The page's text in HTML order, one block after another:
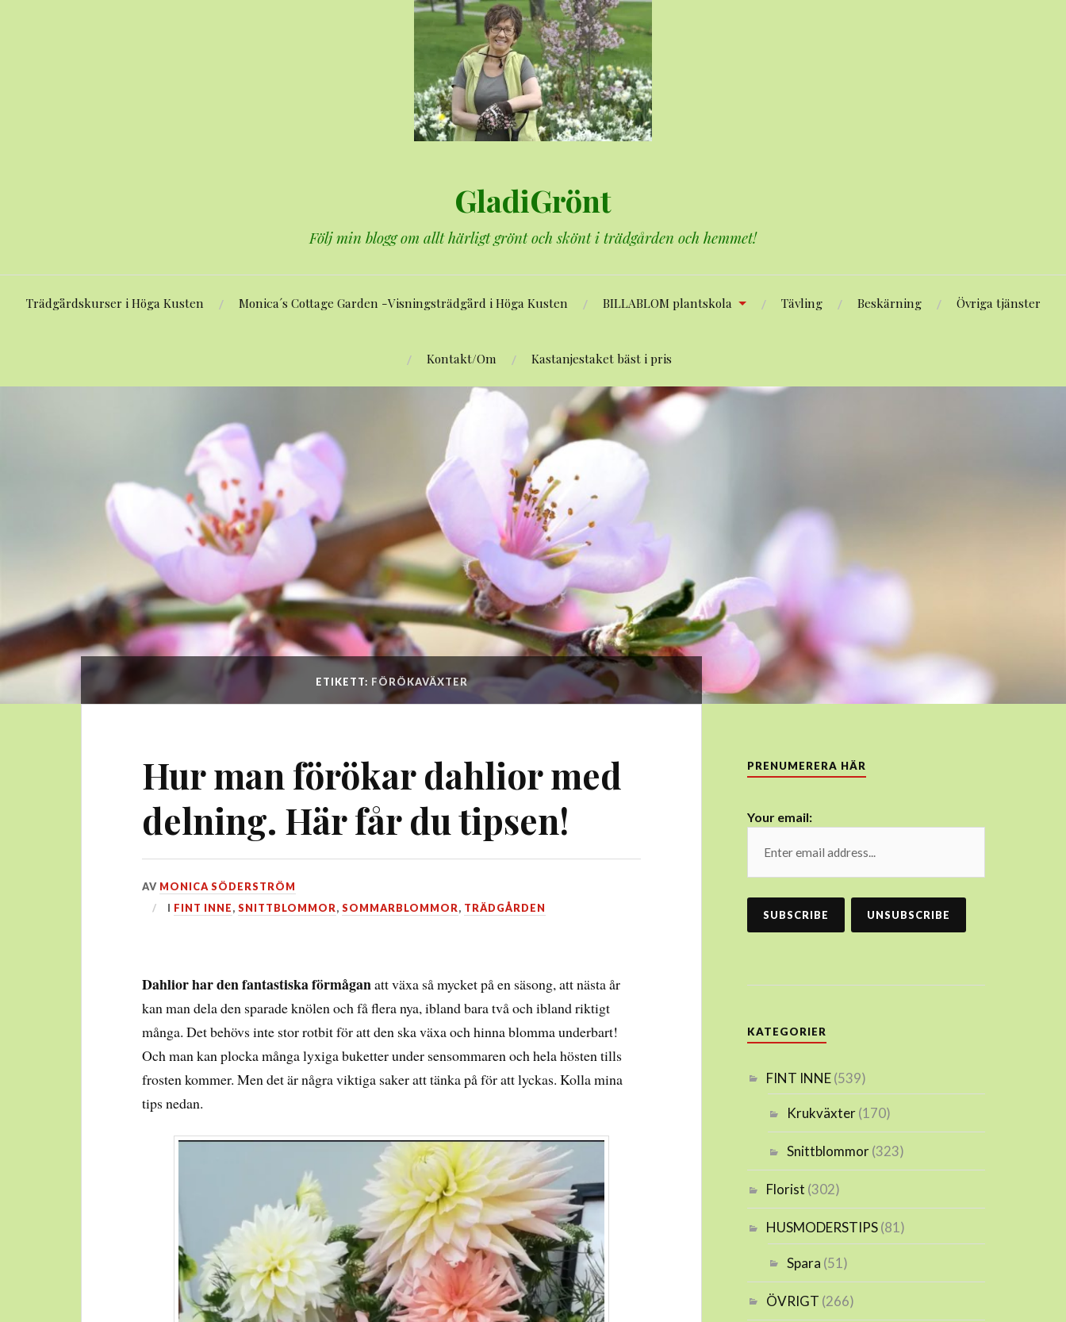
GladiGrönt
Följ min blogg om allt härligt grönt och skönt i trädgården och hemmet!
Trädgårdskurser i Höga Kusten Monica´s Cottage Garden -Visningsträdgård i Höga Kusten BILLABLOM plantskola Tävling Beskärning Övriga tjänster
Kontakt/Om Kastanjestaket bäst i pris
ETIKETT: FÖRÖKAVÄXTER
Hur man förökar dahlior med
delning. Här får du tipsen!
DEN
13
AV MONICA SÖDERSTRÖM
I FINT INNE, SNITTBLOMMOR, SOMMARBLOMMOR, TRÄDGÅRDEN
Dahlior har den fantastiska förmåganatt växa så mycket på en säsong, att nästa år
kan man dela den sparade knölen och få flera nya, ibland bara två och ibland riktigt
många. Det behövs inte stor rotbit för att den ska växa och hinna blomma underbart!
Och man kan plocka många lyxiga buketter under sensommaren och hela hösten tills
frosten kommer. Men det är några viktiga saker att tänka på för att lyckas. Kolla mina
tips nedan.
PRENUMERERA HÄR
Your email:
KATEGORIER
FINT INNE(539)
Krukväxter(170)
Snittblommor(323)
Florist (302)
HUSMODERSTIPS(81)
Spara (51)
ÖVRIGT (266)